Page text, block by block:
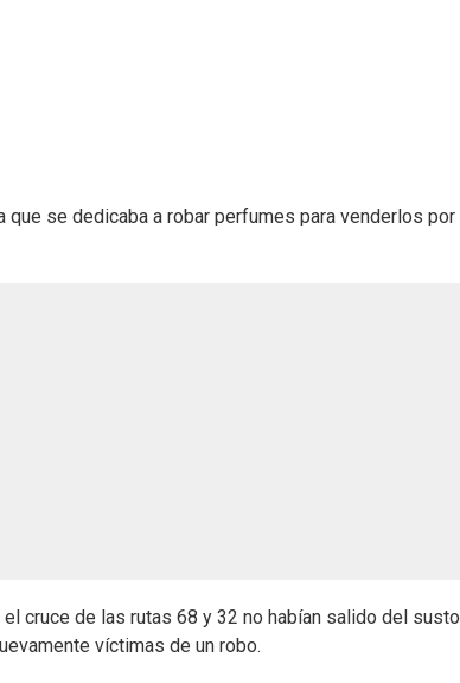
se dedicaba a robar perfumes para venderlos por
cruce de las rutas 68 y 32 no habían salido del susto
víctimas de un robo.